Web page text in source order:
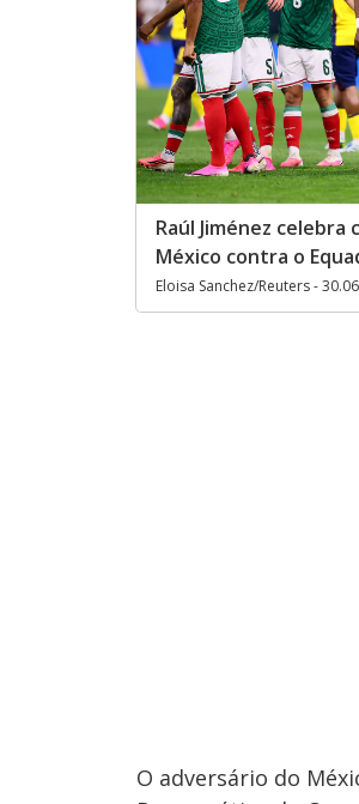
Raúl Jiménez celebra
México contra o
Eloisa Sanchez/Reuters -
O adversário do